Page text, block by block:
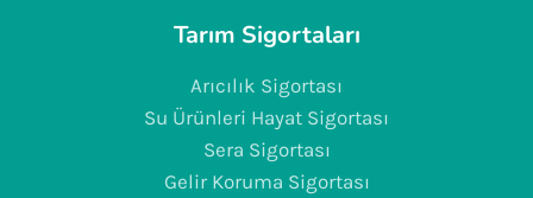
Tarım Sigortaları
Arıcılık Sigortası
Su Ürünleri Hayat Sigortası
Sera Sigortası
Gelir Koruma Sigortası